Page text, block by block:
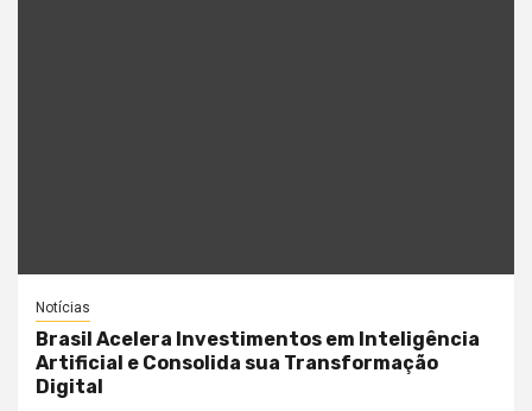
Notícias
Brasil Acelera Investimentos em Inteligência
Artificial e Consolida sua Transformação
Digital